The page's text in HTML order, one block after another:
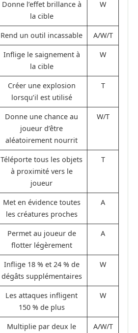
Donne l’effet brillance à
la cible
W
Rend un outil incassable A/W/T
Inflige le saignement à
la cible
W
Créer une explosion
lorsqu’il est utilisé
T
Donne une chance au
joueur d’être
aléatoirement nourrit
W/T
Téléporte tous les objets
à proximité vers le
joueur
T
Met en évidence toutes
les créatures proches
A
Permet au joueur de
flotter légèrement
A
Inflige 18 % et 24 % de
dégâts supplémentaires
W
Les attaques infligent
150 % de plus
W
Multiplie par deux le
A/W/T